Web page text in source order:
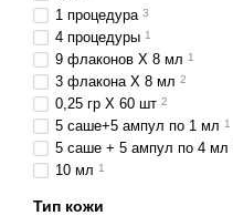
1 процедура 3
4 процедуры 1
9 флаконов Х 8 мл 1
3 флакона Х 8 мл 2
0,25 гр Х 60 шт 2
5 саше+5 ампул по 1 мл 1
5 саше + 5 ампул по 4 мл
10 мл 1
Тип кожи